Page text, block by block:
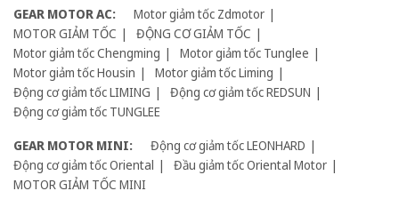
GEAR MOTOR AC:
Motor giảm tốc Zdmotor
MOTOR GIẢM TỐC
ĐỘNG CƠ GIẢM TỐC
Motor giảm tốc Chengming
Motor giảm tốc Tunglee
Motor giảm tốc Housin
Motor giảm tốc Liming
Động cơ giảm tốc LIMING
Động cơ giảm tốc REDSUN
Động cơ giảm tốc TUNGLEE
GEAR MOTOR MINI:
Động cơ giảm tốc LEONHARD
Động cơ giảm tốc Oriental
Đầu giảm tốc Oriental Motor
MOTOR GIẢM TỐC MINI